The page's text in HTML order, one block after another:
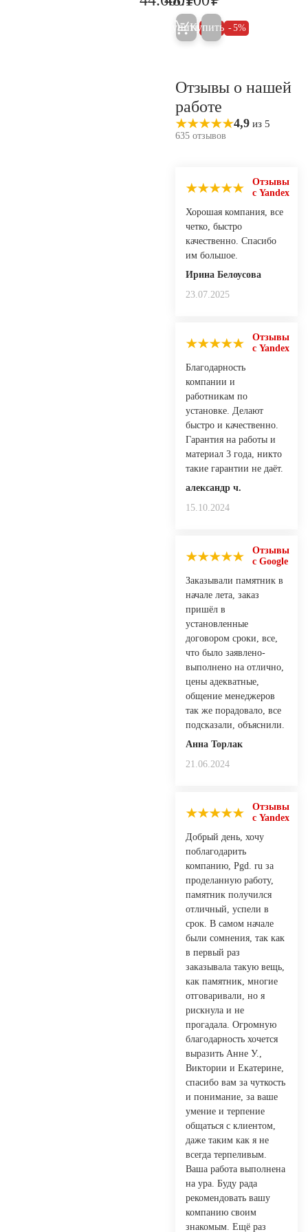
Купить 5%
Купить 5%
Отзывы о нашей
работе
4,9 из 5
635 отзывов
Отзывы
с Yandex
Хорошая компания, все
четко, быстро
качественно. Спасибо
им большое.
Ирина Белоусова
23.07.2025
Отзывы
с Yandex
Благодарность
компании и
работникам по
установке. Делают
быстро и качественно.
Гарантия на работы и
материал 3 года, никто
такие гарантии не даёт.
александр ч.
15.10.2024
Отзывы
с Google
Заказывали памятник в
начале лета, заказ
пришёл в
установленные
договором сроки, все,
что было заявлено-
выполнено на отлично,
цены адекватные,
общение менеджеров
так же порадовало, все
подсказали, объяснили.
Анна Торлак
21.06.2024
Отзывы
с Yandex
Добрый день, хочу
поблагодарить
компанию, Pgd. ru за
проделанную работу,
памятник получился
отличный, успели в
срок. В самом начале
были сомнения, так как
в первый раз
заказывала такую вещь,
как памятник, многие
отговаривали, но я
рискнула и не
прогадала. Огромную
благодарность хочется
выразить Анне У.,
Виктории и Екатерине,
спасибо вам за чуткость
и понимание, за ваше
умение и терпение
общаться с клиентом,
даже таким как я не
всегда терпеливым.
Ваша работа выполнена
на ура. Буду рада
рекомендовать вашу
компанию своим
знакомым. Ещё раз